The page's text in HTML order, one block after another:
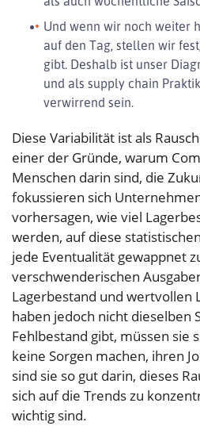
Und wenn wir noch weiter
auf den Tag, stellen wir
gibt. Deshalb ist unser
und als supply chain
verwirrend sein.
Diese Variabilität ist als
einer der Gründe, warum
Menschen darin sind, die
fokussieren sich
vorhersagen, wie viel
werden, auf diese
jede Eventualität gewappnet
verschwenderischen
Lagerbestand und wertvollen
haben jedoch nicht dieselben
Fehlbestand gibt, müssen sie
keine Sorgen machen, ihren
sind sie so gut darin, dieses
sich auf die Trends zu
wichtig sind.